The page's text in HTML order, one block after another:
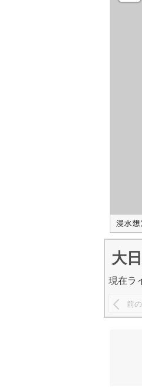
大日
現在ラ
前